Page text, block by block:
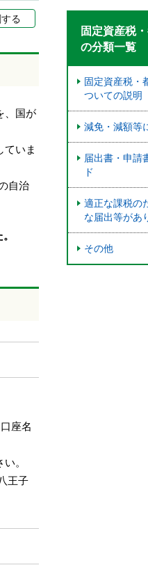
る
、国が
ていま
自治
座名
。
王子
固定資産税
の分類一覧
固定資産税・
ついての説明
減免・減額等
届出書・申請
ド
適正な課税の
な届出等があ
その他